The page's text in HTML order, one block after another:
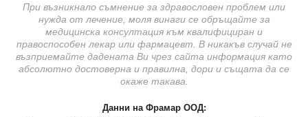
При възникнало съмнение за здравословен проблем или
нужда от лечение, моля винаги се обръщайте за
медицинска консултация към квалифициран и
правоспособен лекар или фармацевт. В никакъв случай не
възприемайте дадената Ви чрез сайта информация като
абсолютно достоверна и правилна, дори и същата да се
окаже такава.
Данни на Фрамар ООД: